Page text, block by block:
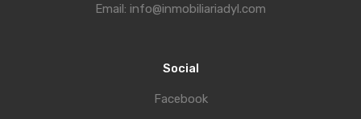
Email: info@inmobiliariadyl.com
Social
Facebook